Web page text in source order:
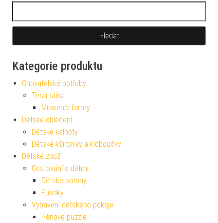
Kategorie produktu
Chovatelské potřeby
Teraristika
Mravenčí farmy
Dětské oblečení
Dětské kalhoty
Dětské kšiltovky a kloboučky
Dětské zboží
Cestování s dětmi
Dětské batohy
Fusaky
Vybavení dětského pokoje
Pěnové puzzle